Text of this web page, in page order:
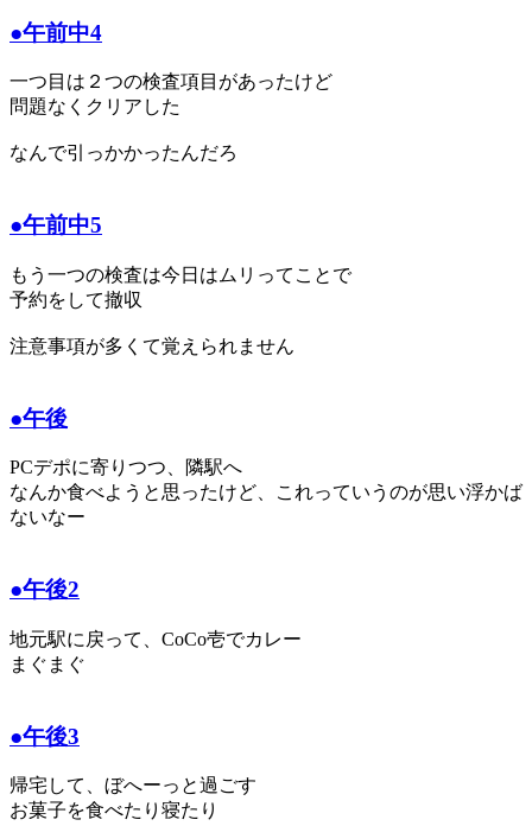
●午前中4
一つ目は２つの検査項目があったけど
問題なくクリアした
なんで引っかかったんだろ
●午前中5
もう一つの検査は今日はムリってことで
予約をして撤収
注意事項が多くて覚えられません
●午後
PCデポに寄りつつ、隣駅へ
なんか食べようと思ったけど、これっていうのが思い浮かば
ないなー
●午後2
地元駅に戻って、CoCo壱でカレー
まぐまぐ
●午後3
帰宅して、ぼへーっと過ごす
お菓子を食べたり寝たり